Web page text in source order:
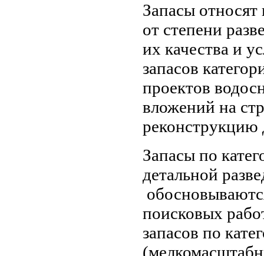
Запасы
от степени
их качества и
запасов
проектов
вложений на
реконструкцию
Запасы по
детальной
поисковых
запасов по